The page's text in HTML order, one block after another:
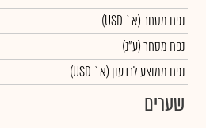
נפח מסחר(א` USD)
נפח מסחר(ע"נ)
נפח ממוצע לרבעון (א` USD)
שערים